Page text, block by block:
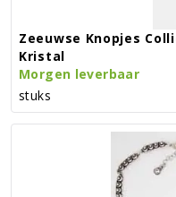
Zeeuwse Knopjes
Kristal
Morgen leverbaar
stuks